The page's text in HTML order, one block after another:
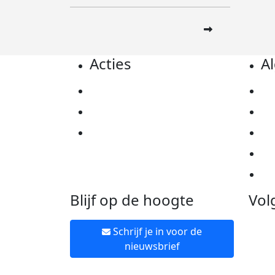
Acties
Blijf op de hoogte
Schrijf je in voor de
nieuwsbrief